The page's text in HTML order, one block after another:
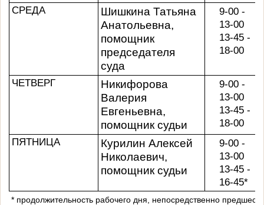
СРЕДА
Шишкина Татьяна
Анатольевна,
помощник
председателя
суда
9-00 -
13-00
13-45 -
18-00
ЧЕТВЕРГ
Никифорова
Валерия
Евгеньевна,
помощник судьи
9-00 -
13-00
13-45 -
18-00
ПЯТНИЦА
Курилин Алексей
Николаевич,
помощник судьи
9-00 -
13-00
13-45 -
16-45*
* продолжительность рабочего дня, непосредственно